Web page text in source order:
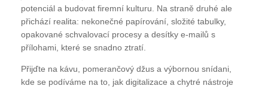
potenciál a budovat firemní kulturu. Na straně druhé ale
přichází realita: nekonečné papírování, složité tabulky,
opakované schvalovací procesy a desítky e-mailů s
přílohami, které se snadno ztratí.
Přijďte na kávu, pomerančový džus a výbornou snídani,
kde se podíváme na to, jak digitalizace a chytré nástroje